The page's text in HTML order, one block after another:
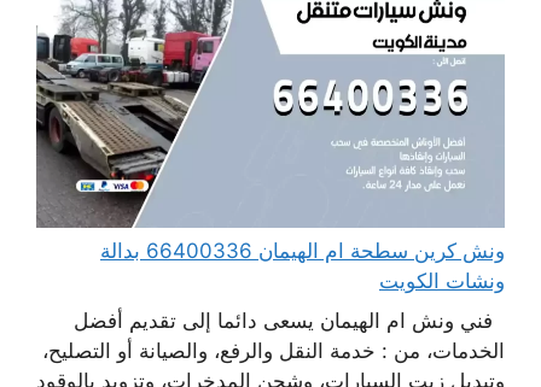
ونش كرين سطحة ام الهيمان 66400336 بدالة
ونشات الكويت
فني ونش ام الهيمان يسعى دائما إلى تقديم أفضل
الخدمات، من : خدمة النقل والرفع، والصيانة أو التصليح،
وتبديل زيت السيارات، وشحن المدخرات، وتزويد بالوقود